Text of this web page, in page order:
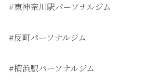
#東神奈川駅パーソナルジム
#反町パーソナルジム
#横浜駅パーソナルジム